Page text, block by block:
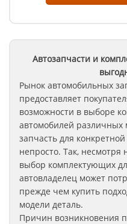
Автозапчасти и
Рынок автомобильных
предоставляет
возможности в выборе
автомобилей различных
запчасть для
непросто. Так,
выбор комплектующих
автовладелец может
прежде чем купить
модели деталь.
Причин возникновения